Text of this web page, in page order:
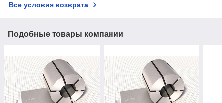
Все условия возврата
Подобные товары компании